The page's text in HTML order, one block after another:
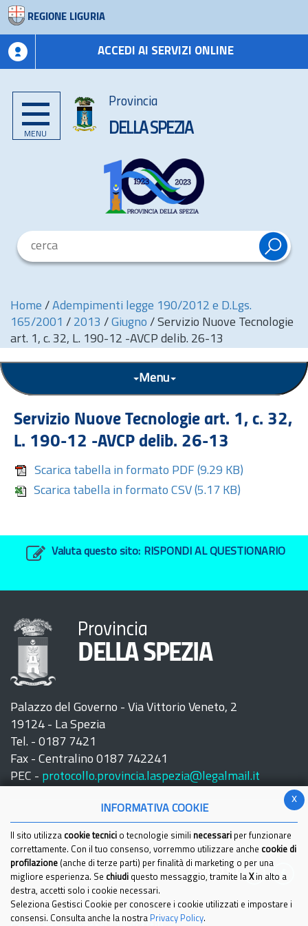
REGIONE LIGURIA
ACCEDI AI SERVIZI ONLINE
MENU
Provincia
DELLA SPEZIA
Home / Adempimenti legge 190/2012 e D.Lgs.
165/2001 / 2013 / Giugno / Servizio Nuove Tecnologie
art. 1, c. 32, L. 190-12 -AVCP delib. 26-13
Menu
Servizio Nuove Tecnologie art. 1, c. 32,
L. 190-12 -AVCP delib. 26-13
Scarica tabella in formato PDF (9.29 KB)
Scarica tabella in formato CSV (5.17 KB)
Valuta questo sito: RISPONDI AL QUESTIONARIO
Provincia
DELLA SPEZIA
Palazzo del Governo - Via Vittorio Veneto, 2
19124 - La Spezia
Tel. - 0187 7421
Fax - Centralino 0187 742241
PEC - protocollo.provincia.laspezia@legalmail.it
Seguici su:
x
INFORMATIVA COOKIE
Il sito utilizza cookie tecnici o tecnologie simili necessari per funzionare
correttamente. Con il tuo consenso, vorremmo utilizzare anche cookie di
profilazione (anche di terze parti) per finalità di marketing o per una
migliore esperienza. Se chiudi questo messaggio, tramite la Xin alto a
destra, accetti solo i cookie necessari.
Seleziona Gestisci Cookie per conoscere i cookie utilizzati e impostare i
consensi. Consulta anche la nostra Privacy Policy.